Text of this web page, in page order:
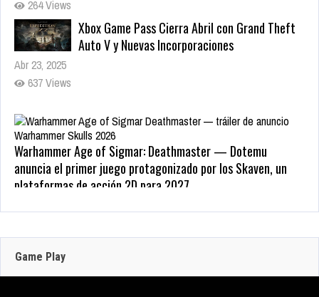
Xbox Game Pass Cierra Abril con Grand Theft
Auto V y Nuevas Incorporaciones
Abr 23, 2025
637 Views
Warhammer Age of Sigmar: Deathmaster — Dotemu
anuncia el primer juego protagonizado por los Skaven, un
plataformas de acción 2D para 2027
207 Views Zenless Zone Zero 3.0 llega a Steam el 17 de
actualiza RTX Remix 1.5
304 Views
Game Play